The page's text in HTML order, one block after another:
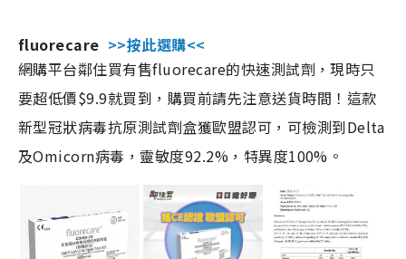
fluorecare >>按此選購<<
網購平台鄰住買有售fluorecare的快速測試劑，現時只
要超低價$9.9就買到，購買前請先注意送貨時間！這款
新型冠狀病毒抗原測試劑盒獲歐盟認可，可檢測到Delta
及Omicorn病毒，靈敏度92.2%，特異度100%。